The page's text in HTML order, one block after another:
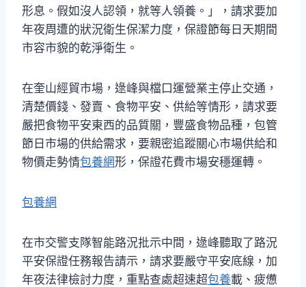
形息。假如沒人認領，就等人領養。」，請求要加
年夜周遭的狀況衛生保潔力度，保證節每日天期間
市容市貌的乾淨衛生。
在奎山經貿市場，逯峰與檔口運營業主停止交通，
清楚價錢、發賣、食物平安、供給等情形，請求要
嚴把食物平安東西的品質關，豐盛食物品種，包管
節日市場的供給需求，要親密追蹤關心市場供給和
物價走勢情包養網形，保證花費市場安穩運轉。
包養網
在市交警支隊智能路況批示中間，逯峰聽取了路況
平安保證任務報告請示，請求要嚴守平安底線，加
年夜法律檢討力度，重點查處超速超包養載、疲憊